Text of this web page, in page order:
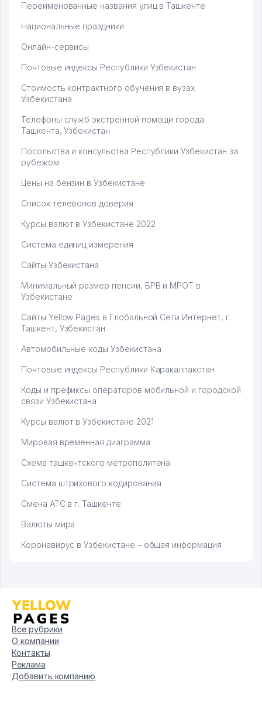
Переименованные названия улиц в Ташкенте
Национальные праздники
Онлайн-сервисы
Почтовые индексы Республики Узбекистан
Стоимость контрактного обучения в вузах
Узбекистана
Телефоны служб экстренной помощи города
Ташкента, Узбекистан
Посольства и консульства Республики Узбекистан за
рубежом
Цены на бензин в Узбекистане
Список телефонов доверия
Курсы валют в Узбекистане 2022
Система единиц измерения
Сайты Узбекистана
Минимальный размер пенсии, БРВ и МРОТ в
Узбекистане
Сайты Yellow Pages в Глобальной Сети Интернет, г.
Ташкент, Узбекистан
Автомобильные коды Узбекистана
Почтовые индексы Республики Каракалпакстан
Коды и префиксы операторов мобильной и городской
связи Узбекистана
Курсы валют в Узбекистане 2021
Мировая временная диаграмма
Схема ташкентского метрополитена
Система штрихового кодирования
Смена АТС в г. Ташкенте
Валюты мира
Коронавирус в Узбекистане – общая информация
Все рубрики
О компании
Контакты
Реклама
Добавить компанию